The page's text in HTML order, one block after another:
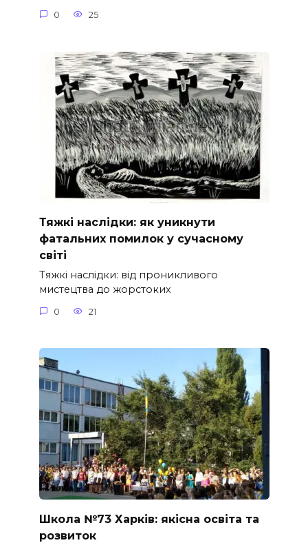
0 25
Тяжкі наслідки: як уникнути
фатальних помилок у сучасному
світі
Тяжкі наслідки: від проникливого
мистецтва до жорстоких
0 21
Школа №73 Харків: якісна освіта та
розвиток